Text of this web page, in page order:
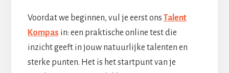
Voordat we beginnen, vul je eerst ons Talent
Kompas in: een praktische online test die
inzicht geeft in jouw natuurlijke talenten en
sterke punten. Het is het startpunt van je